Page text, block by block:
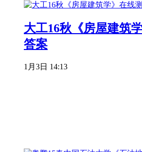
大工16秋《房屋建筑
答案
1月3日 14:13